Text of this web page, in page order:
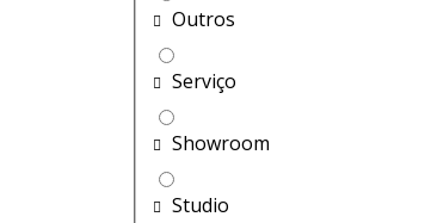
Outros
Serviço
Showroom
Studio